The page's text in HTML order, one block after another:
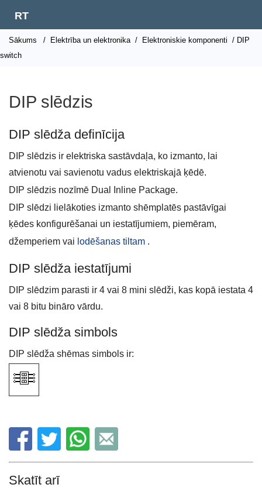
RT
Sākums / Elektrība un elektronika / Elektroniskie komponenti / DIP
switch
DIP slēdzis
DIP slēdža definīcija
DIP slēdzis ir elektriska sastāvdaļa, ko izmanto, lai
atvienotu vai savienotu vadus elektriskajā ķēdē.
DIP slēdzis nozīmē Dual Inline Package.
DIP slēdzi lielākoties izmanto shēmplatēs pastāvīgai
ķēdes konfigurēšanai un iestatījumiem, piemēram,
džemperiem vai lodēšanas tiltam .
DIP slēdža iestatījumi
DIP slēdzim parasti ir 4 vai 8 mini slēdži, kas kopā iestata 4
vai 8 bitu bināro vārdu.
DIP slēdža simbols
DIP slēdža shēmas simbols ir:
Skatīt arī